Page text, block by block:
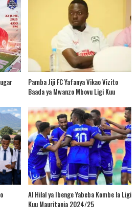
Pamba Jiji FC Yafanya Vikao Vizito
Baada ya Mwanzo Mbovu Ligi Kuu
Al Hilal ya Ibenge Yabeba Kombe la Ligi
Kuu Mauritania 2024/25